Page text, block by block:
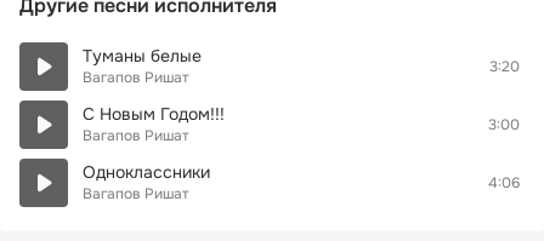
Другие песни исполнителя
Туманы белые
Вагапов Ришат
3:20
С Новым Годом!!!
Вагапов Ришат
3:00
Одноклассники
Вагапов Ришат
4:06